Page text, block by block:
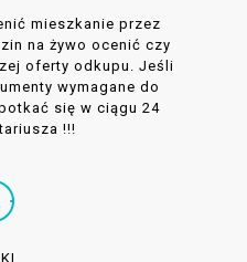
mieszkanie przez
na żywo ocenić czy
oferty odkupu. Jeśli
wymagane do
się w ciągu 24
!!!